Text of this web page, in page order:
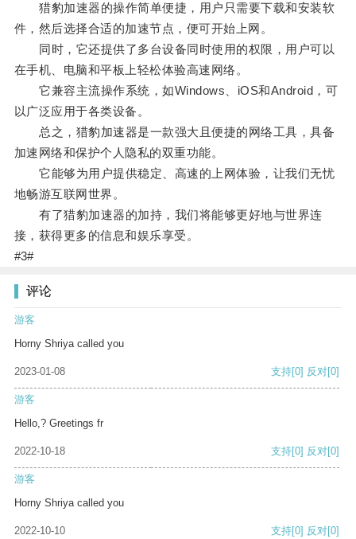
猎豹加速器的操作简单便捷，用户只需要下载和安装软
件，然后选择合适的加速节点，便可开始上网。
同时，它还提供了多台设备同时使用的权限，用户可以
在手机、电脑和平板上轻松体验高速网络。
它兼容主流操作系统，如Windows、iOS和Android，可
以广泛应用于各类设备。
总之，猎豹加速器是一款强大且便捷的网络工具，具备
加速网络和保护个人隐私的双重功能。
它能够为用户提供稳定、高速的上网体验，让我们无忧
地畅游互联网世界。
有了猎豹加速器的加持，我们将能够更好地与世界连
接，获得更多的信息和娱乐享受。
#3#
评论
游客
Horny Shriya called you
2023-01-08 支持[0] 反对[0]
游客
Hello,? Greetings fr
2022-10-18 支持[0] 反对[0]
游客
Horny Shriya called you
2022-10-10 支持[0] 反对[0]